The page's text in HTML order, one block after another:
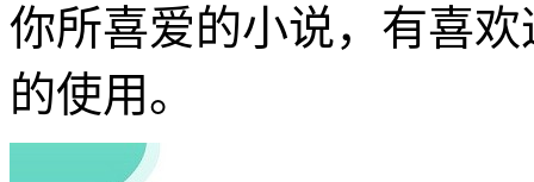
你所喜爱的小说，有喜
的使用。